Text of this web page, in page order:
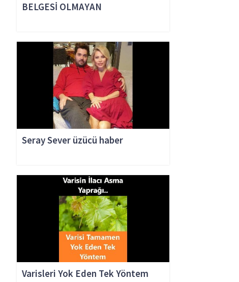
BELGESİ OLMAYAN
Seray Sever üzücü haber
Varisleri Yok Eden Tek Yöntem